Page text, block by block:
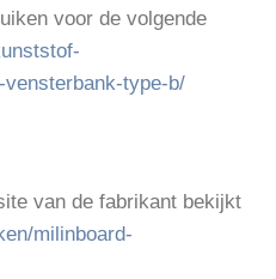
voor de volgende
type-b/
van de fabrikant bekijkt
milinboard-